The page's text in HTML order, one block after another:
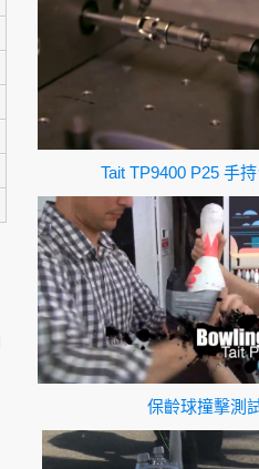
Tait TP9400 P25 手
保齡球撞擊測